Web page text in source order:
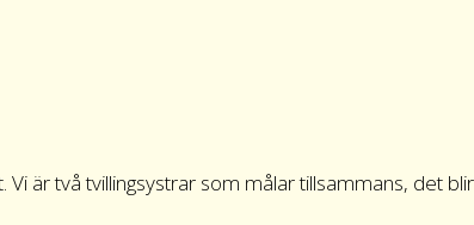
Vi är två tvillingsystrar som målar tillsammans, det